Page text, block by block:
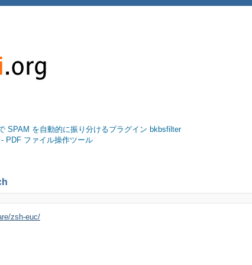
SPAM を自動的に振り分けるプラグイン bkbsfilter
PDF ファイル操作ツール
zsh-euc/